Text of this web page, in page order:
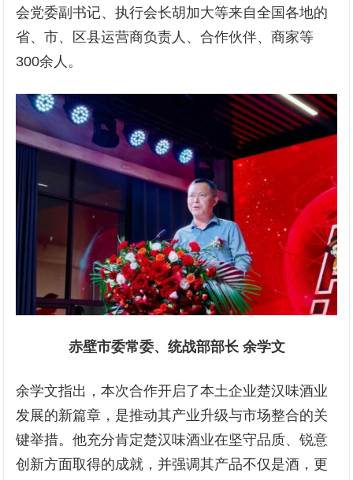
会党委副书记、执行会长胡加大等来自全国各地的
省、市、区县运营商负责人、合作伙伴、商家等
300余人。
赤壁市委常委、统战部部长 余学文
余学文指出，本次合作开启了本土企业楚汉味酒业
发展的新篇章，是推动其产业升级与市场整合的关
键举措。他充分肯定楚汉味酒业在坚守品质、锐意
创新方面取得的成就，并强调其产品不仅是酒，更